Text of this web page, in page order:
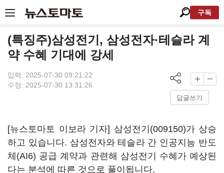
구독
(특징주)삼성전기, 삼성전자·테슬라 계
약 수혜 기대에 강세
입력: 2025-07-30 09:21:22
수정: 2025-07-30 13:31:26
답글쓰기
[뉴스토마토 이보라 기자] 삼성전기(009150)가 상승
하고 있습니다. 삼성전자와 테슬라 간 인공지능 반도
체(AI6) 공급 계약과 관련해 삼성전기 수혜가 예상된
다는 분석에 따른 것으로 풀이됩니다.